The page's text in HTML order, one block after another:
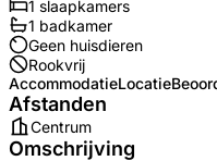
1 slaapkamers
1 badkamer
Geen huisdieren
Rookvrij
AccommodatieLocatie
Afstanden
Centrum
Omschrijving